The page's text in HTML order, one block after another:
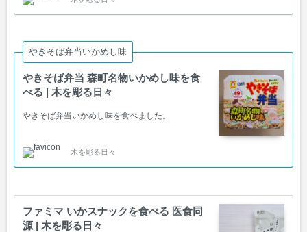
やきそば弁当いかめし味
やきそば弁当 森町名物いかめし味を食
べる | 木を彫る日々
やきそば弁当いかめし味を食べました。
木を彫る日々
ファミマ いかスナックを食べる 医食同
源 | 木を彫る日々